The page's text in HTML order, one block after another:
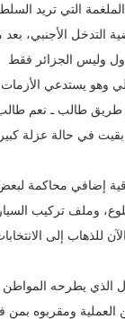
التي تريد
التدخل الأجنبي، بعد
وهو يستدعي الأزمات
طريق طالب ـ نعم
في حالة عزلة
إضافي محاكمة
وملف تركيب
إلى
الذي يطرحه المواطن
ومقربوه بمن